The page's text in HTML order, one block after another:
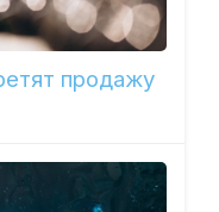
продажу